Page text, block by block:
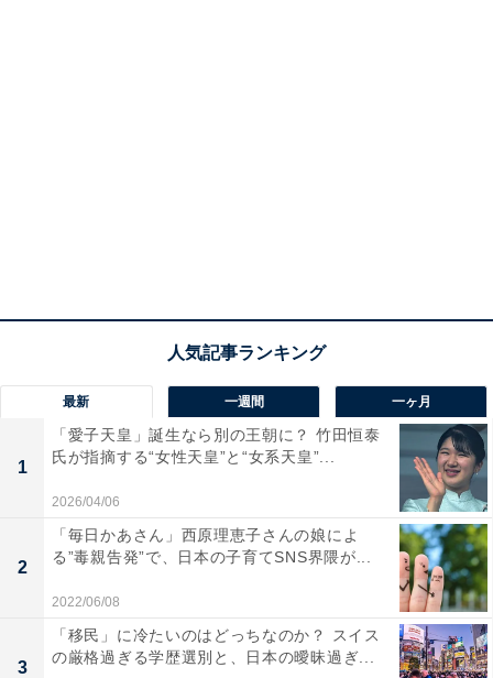
が訪れます。同区はお台場や六本木などの人気スポット
や、ブランドショップが並ぶ青山・表参道や麻布などの
個性豊かな街並みがあるエリア。都心各地へのアクセス
の良さも魅力の1つです。
最新 一週間 一ヶ月
1
「愛子天皇」誕生なら別の王朝に？ 竹田恒泰
氏が指摘する“女性天皇”と“女系天皇”...
2026/04/06
2
「毎日かあさん」西原理恵子さんの娘によ
る”毒親告発”で、日本の子育てSNS界隈が...
2022/06/08
3
「移民」に冷たいのはどっちなのか？ スイス
の厳格過ぎる学歴選別と、日本の曖昧過ぎ...